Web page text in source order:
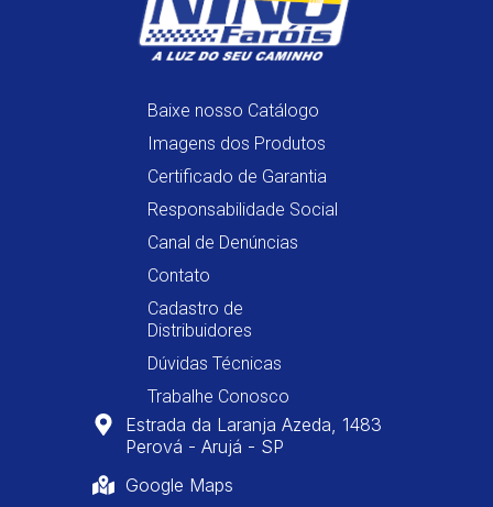
Baixe nosso Catálogo
Imagens dos Produtos
Certificado de Garantia
Responsabilidade Social
Canal de Denúncias
Contato
Cadastro de
Distribuidores
Dúvidas Técnicas
Trabalhe Conosco
Estrada da Laranja Azeda, 1483
Perová - Arujá - SP
Google Maps